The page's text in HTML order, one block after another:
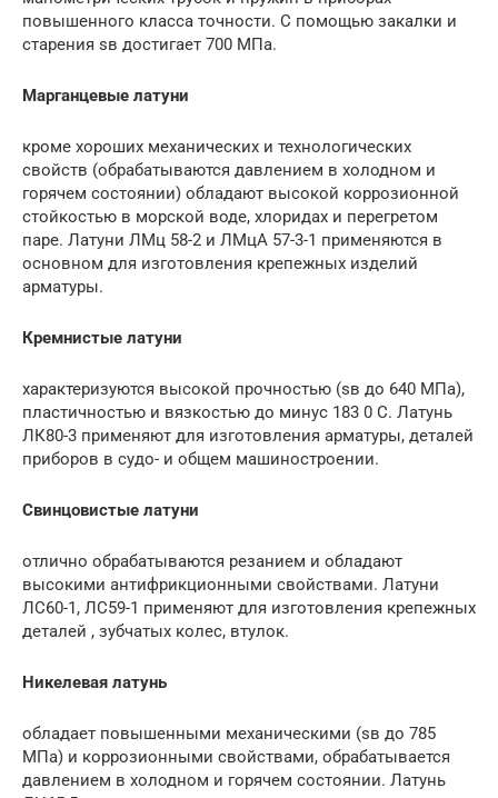
повышенного класса точности. С помощью закалки и
старения sв достигает 700 МПа.
Марганцевые латуни
кроме хороших механических и технологических
свойств (обрабатываются давлением в холодном и
горячем состоянии) обладают высокой коррозионной
стойкостью в морской воде, хлоридах и перегретом
паре. Латуни ЛМц 58-2 и ЛМцА 57-3-1 применяются в
основном для изготовления крепежных изделий
арматуры.
Кремнистые латуни
характеризуются высокой прочностью (sв до 640 МПа),
пластичностью и вязкостью до минус 183 0 С. Латунь
ЛК80-3 применяют для изготовления арматуры, деталей
приборов в судо- и общем машиностроении.
Свинцовистые латуни
отлично обрабатываются резанием и обладают
высокими антифрикционными свойствами. Латуни
ЛС60-1, ЛС59-1 применяют для изготовления крепежных
деталей , зубчатых колес, втулок.
Никелевая латунь
обладает повышенными механическими (sв до 785
МПа) и коррозионными свойствами, обрабатывается
давлением в холодном и горячем состоянии. Латунь